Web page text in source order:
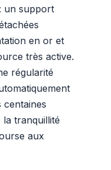
un support
en or et
très active.
régularité
la tranquillité
aux